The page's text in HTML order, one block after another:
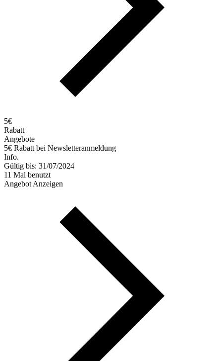
5€
Rabatt
Angebote
5€ Rabatt bei Newsletteranmeldung
Info.
Gültig bis: 31/07/2024
11 Mal benutzt
Angebot Anzeigen